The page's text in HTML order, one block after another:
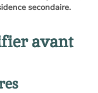
secondaire.
avant